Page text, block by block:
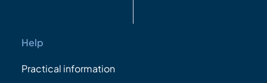
Help
Practical information